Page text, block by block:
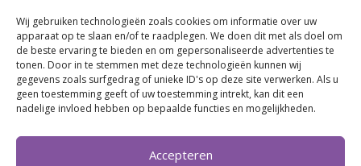
Wij gebruiken technologieën zoals cookies om informatie over uw
apparaat op te slaan en/of te raadplegen. We doen dit met als doel om
de beste ervaring te bieden en om gepersonaliseerde advertenties te
tonen. Door in te stemmen met deze technologieën kunnen wij
gegevens zoals surfgedrag of unieke ID's op deze site verwerken. Als u
geen toestemming geeft of uw toestemming intrekt, kan dit een
nadelige invloed hebben op bepaalde functies en mogelijkheden.
Accepteren
Retourneren en herroepen
BE0746.853.082
BREI- EN HAAK-ATELJEE